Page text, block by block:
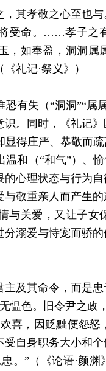
，其孝敬之心至也
受命。……孝子之
，如奉盈，洞洞属
礼记·祭义》）
有失（“洞洞”“属
。同时，《礼记
得庄严、恭敬而
和（“和气”）、
心理状态与行为
敬重亲人而产生
与关爱，又让子女
溺爱与恃宠而骄
及其命令，而是
愠色。旧令尹之
喜，因贬黜便怨
自身职务大小和
。”（《论语·颜